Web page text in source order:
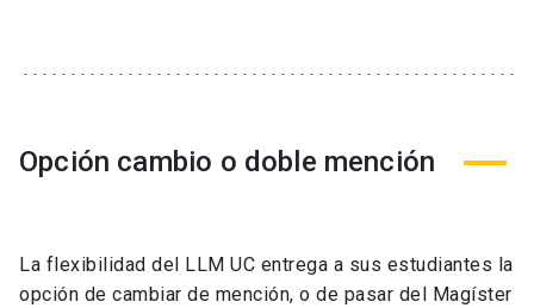
Opción cambio o doble mención
La flexibilidad del LLM UC entrega a sus estudiantes la
opción de cambiar de mención, o de pasar del Magíster